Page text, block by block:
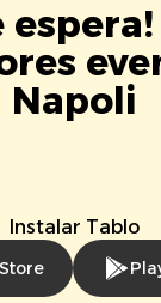
Napoli
Instalar Tablo